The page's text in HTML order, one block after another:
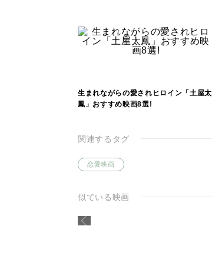
生まれながらの愛されヒロイン「土屋太
鳳」おすすめ映画8選!
関連するタグ
恋愛映画
似ている映画